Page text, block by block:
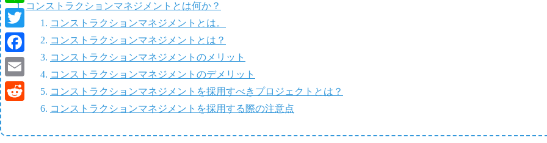
コンストラクションマネジメントとは何か？
コンストラクションマネジメントとは。
コンストラクションマネジメントとは？
コンストラクションマネジメントのメリット
コンストラクションマネジメントのデメリット
コンストラクションマネジメントを採用すべきプロジェクトとは？
コンストラクションマネジメントを採用する際の注意点
Line
Twitter
Facebook
Email